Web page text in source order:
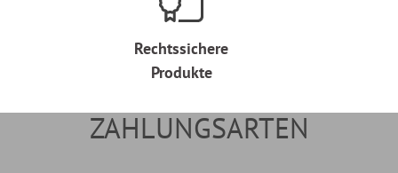
Rechtssichere
Produkte
ZAHLUNGSARTEN